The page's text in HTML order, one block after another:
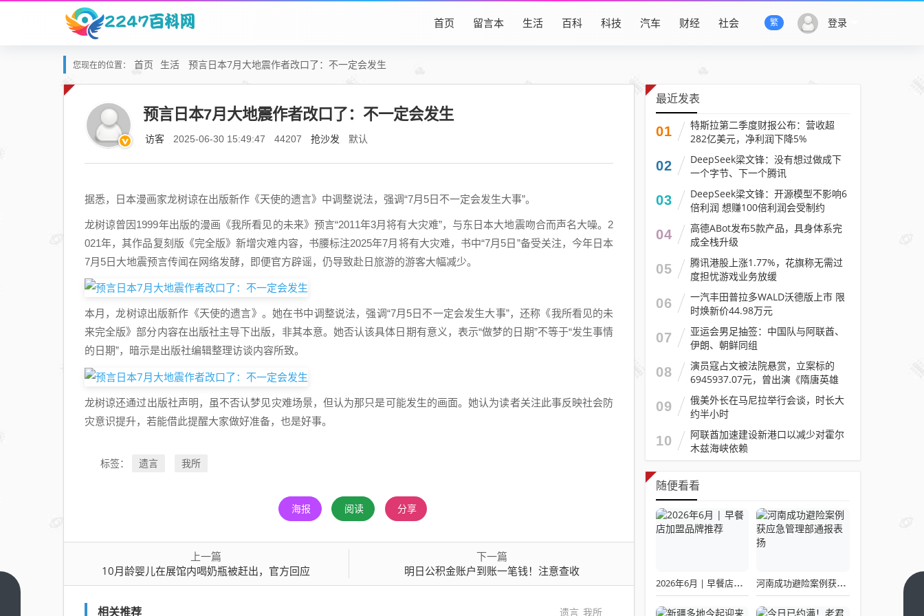
登录
繁
首页 留言本 生活 百科 科技 汽车 财经 社会
您现在的位置： 首页 生活 预言日本7月大地震作者改口了：不一定会发生
预言日本7月大地震作者改口了：不一定会发生
访客 2025-06-30 15:49:47 44207 抢沙发 默认
据悉，日本漫画家龙树谅在出版新作《天使的遗言》中调整说法，强调“7月5日不一定会发生大事”。
龙树谅曾因1999年出版的漫画《我所看见的未来》预言“2011年3月将有大灾难”，与东日本大地震吻合而声名大噪。2
021年，其作品复刻版《完全版》新增灾难内容，书腰标注2025年7月将有大灾难，书中“7月5日”备受关注，今年日本
7月5日大地震预言传闻在网络发酵，即便官方辟谣，仍导致赴日旅游的游客大幅减少。
本月，龙树谅出版新作《天使的遗言》。她在书中调整说法，强调“7月5日不一定会发生大事”，还称《我所看见的未
来完全版》部分内容在出版社主导下出版，非其本意。她否认该具体日期有意义，表示“做梦的日期”不等于“发生事情
的日期”，暗示是出版社编辑整理访谈内容所致。
龙树谅还通过出版社声明，虽不否认梦见灾难场景，但认为那只是可能发生的画面。她认为读者关注此事反映社会防
灾意识提升，若能借此提醒大家做好准备，也是好事。
标签： 遗言 我所
海报 阅读 分享
上一篇
10月龄婴儿在展馆内喝奶瓶被赶出，官方回应
下一篇
明日公积金账户到账一笔钱！注意查收
相关推荐 遗言 我所
最近发表
01
特斯拉第二季度财报公布：营收超
282亿美元，净利润下降5%
02
DeepSeek梁文锋：没有想过做成下
一个字节、下一个腾讯
03
DeepSeek梁文锋：开源模型不影响6
倍利润 想赚100倍利润会受制约
04
高德ABot发布5款产品，具身体系完
成全栈升级
05
腾讯港股上涨1.77%，花旗称无需过
度担忧游戏业务放缓
06
一汽丰田普拉多WALD沃德版上市 限
时焕新价44.98万元
07
亚运会男足抽签：中国队与阿联酋、
伊朗、朝鲜同组
08
演员寇占文被法院悬赏，立案标的
6945937.07元，曾出演《隋唐英雄
传》《逐玉》《镖人》等
09
俄美外长在马尼拉举行会谈，时长大
约半小时
10
阿联酋加速建设新港口以减少对霍尔
木兹海峡依赖
随便看看
2026年6月 | 早餐店加盟品牌推荐 河南成功避险案例获应急管理部通报表扬